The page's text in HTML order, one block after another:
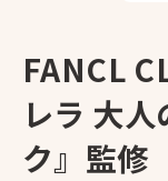
FANCL
レラ 大
ク』監修